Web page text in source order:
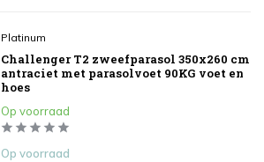
Platinum
Challenger T2 zweefparasol 350x260 cm
antraciet met parasolvoet 90KG voet en
hoes
Op voorraad
Op voorraad